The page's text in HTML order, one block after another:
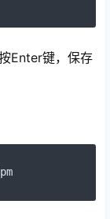
Enter键，保存